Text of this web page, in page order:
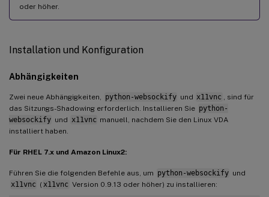
oder höher.
Installation und Konfiguration
Abhängigkeiten
Zwei neue Abhängigkeiten, python-websockify und x11vnc
, sind für
das Sitzungs-Shadowing erforderlich. Installieren Sie python-
websockify und x11vnc manuell, nachdem Sie den Linux VDA
installiert haben.
Für RHEL 7.x und Amazon Linux2:
Führen Sie die folgenden Befehle aus, um python-websockify und
x11vnc ( x11vnc Version 0.9.13 oder höher) zu installieren: